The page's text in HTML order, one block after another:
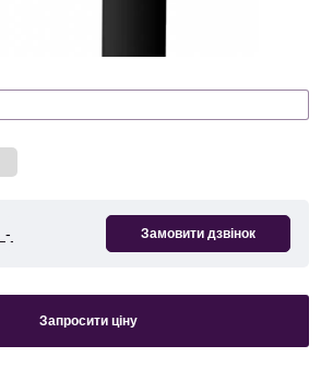
Запросити ціну